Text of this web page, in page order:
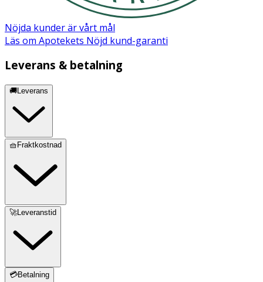
Nöjda kunder är vårt mål
Läs om Apotekets Nöjd kund-garanti
Leverans & betalning
🚚Leverans
🧺Fraktkostnad
🚀Leveranstid
💳Betalning